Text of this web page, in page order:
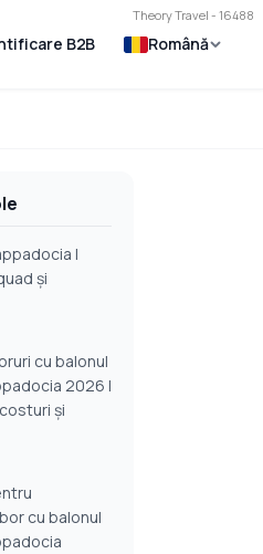
Theory Travel - 16488
B2B Română
|
și
cu balonul
2026 |
și
cu balonul